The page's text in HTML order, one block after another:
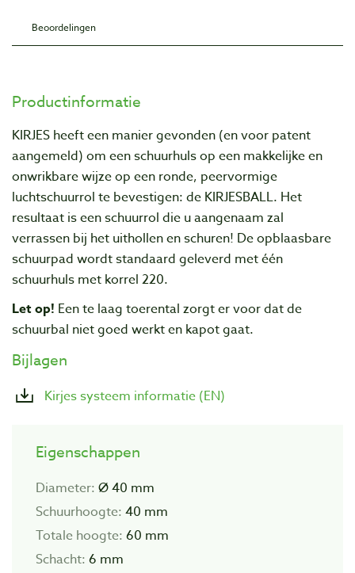
Beoordelingen
Productinformatie
KIRJES heeft een manier gevonden (en voor patent
aangemeld) om een schuurhuls op een makkelijke en
onwrikbare wijze op een ronde, peervormige
luchtschuurrol te bevestigen: de KIRJESBALL. Het
resultaat is een schuurrol die u aangenaam zal
verrassen bij het uithollen en schuren! De opblaasbare
schuurpad wordt standaard geleverd met één
schuurhuls met korrel 220.
Let op! Een te laag toerental zorgt er voor dat de
schuurbal niet goed werkt en kapot gaat.
Bijlagen
Kirjes systeem informatie (EN)
Eigenschappen
Diameter: Ø 40 mm
Schuurhoogte: 40 mm
Totale hoogte: 60 mm
Schacht: 6 mm